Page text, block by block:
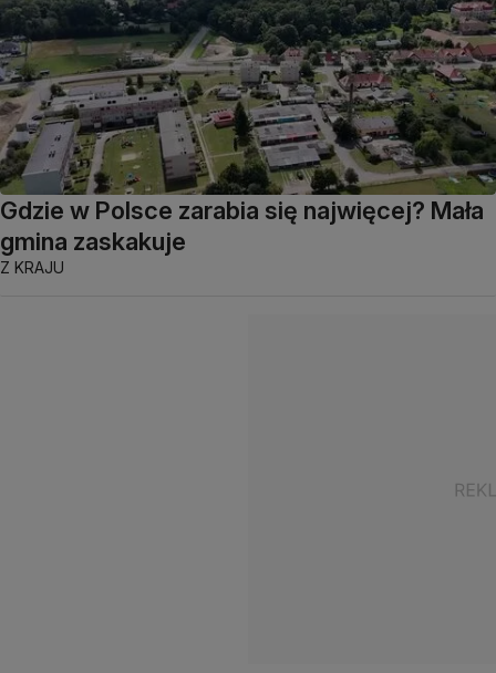
Gdzie w Polsce zarabia się najwięcej? Mała
gmina zaskakuje
Z KRAJU